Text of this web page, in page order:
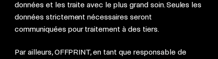
données et les traite avec le plus grand soin. Seules les
données strictement nécessaires seront
communiquées pour traitement à des tiers.
Par ailleurs, OFFPRINT, en tant que responsable de